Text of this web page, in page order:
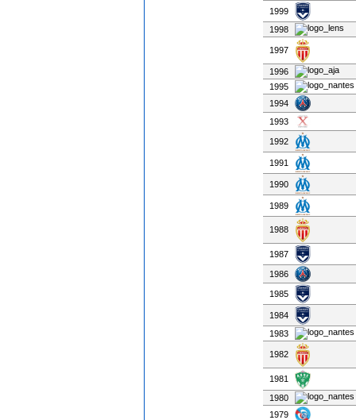
1999
1998
1997
1996
1995
1994
1993
1992
1991
1990
1989
1988
1987
1986
1985
1984
1983
1982
1981
1980
1979